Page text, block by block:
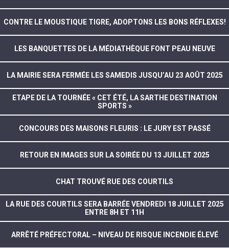
CONTRE LE MOUSTIQUE TIGRE, ADOPTONS LES BONS RÉFLEXES!
LES BANQUETTES DE LA MÉDIATHÈQUE FONT PEAU NEUVE
LA MAIRIE SERA FERMÉE LES SAMEDIS JUSQU’AU 23 AOÛT 2025
ETAPE DE LA TOURNÉE « CET ÉTÉ, LA SARTHE DESTINATION
SPORTS »
CONCOURS DES MAISONS FLEURIS : LE JURY EST PASSÉ
RETOUR EN IMAGES SUR LA SOIRÉE DU 13 JUILLET 2025
CHAT TROUVÉ RUE DES COURTILS
LA RUE DES COURTILS SERA BARRÉE VENDREDI 18 JUILLET 2025
ENTRE 8H ET 11H
ARRÊTÉ PRÉFECTORAL – NIVEAU DE RISQUE INCENDIE ÉLEVÉ